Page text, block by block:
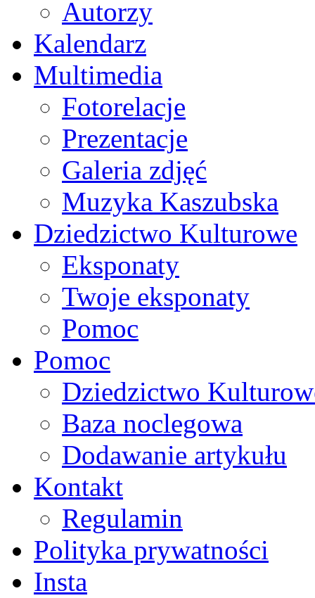
Autorzy
Kalendarz
Multimedia
Fotorelacje
Prezentacje
Galeria zdjęć
Muzyka Kaszubska
Dziedzictwo Kulturowe
Eksponaty
Twoje eksponaty
Pomoc
Pomoc
Dziedzictwo
Baza noclegowa
Dodawanie artykułu
Kontakt
Regulamin
Polityka prywatności
Insta